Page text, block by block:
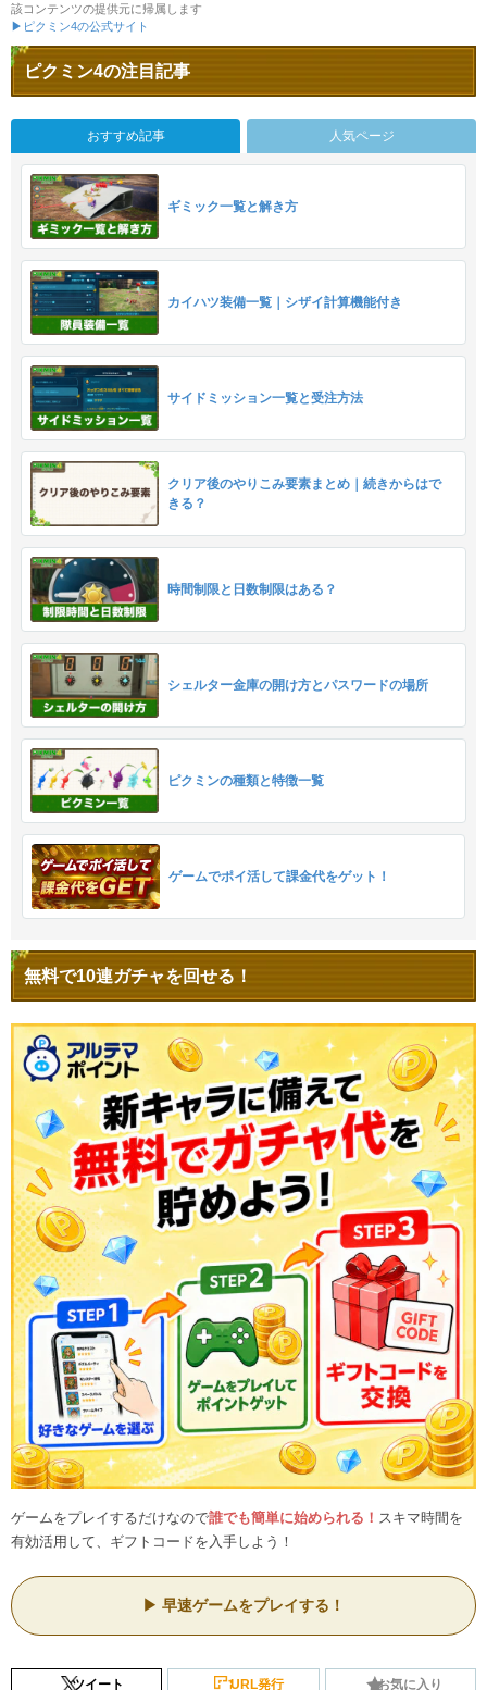
該コンテンツの提供元に帰属します
▶ピクミン4の公式サイト
ピクミン4の注目記事
おすすめ記事 人気ページ
ギミック一覧と解き方
カイハツ装備一覧｜シザイ計算機能付き
サイドミッション一覧と受注方法
クリア後のやりこみ要素まとめ｜続きからはで
きる？
時間制限と日数制限はある？
シェルター金庫の開け方とパスワードの場所
ピクミンの種類と特徴一覧
ゲームでポイ活して課金代をゲット！
無料で10連ガチャを回せる！
ゲームをプレイするだけなので誰でも簡単に始められる！ スキマ時間を
有効活用して、ギフトコードを入手しよう！
早速ゲームをプレイする！
ツイート URL発行 お気に入り